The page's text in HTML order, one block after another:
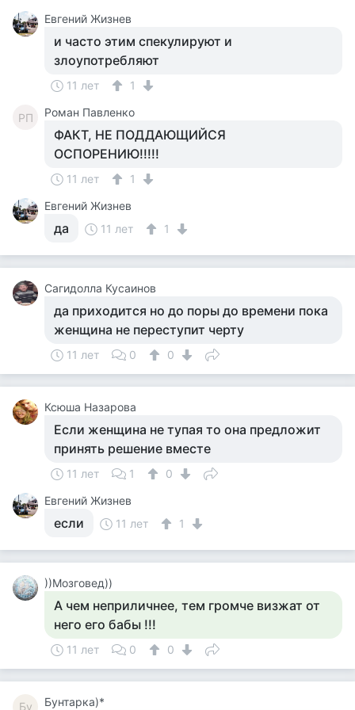
Евгений Жизнев
и часто этим спекулируют и
злоупотребляют
11 лет 1
РП Роман Павленко
ФАКТ, НЕ ПОДДАЮЩИЙСЯ
ОСПОРЕНИЮ!!!!!
11 лет
1
Евгений Жизнев
да 11 лет 1
Сагидолла Кусаинов
да приходится но до поры до времени пока
женщина не переступит черту
11 лет 0 0
Ксюша Назарова
Если женщина не тупая то она предложит
принять решение вместе
11 лет 1
0
Евгений Жизнев
если 11 лет 1
))Мозговед))
А чем неприличнее, тем громче визжат от
него его бабы !!!
11 лет 0 0
Бу Бунтарка)*